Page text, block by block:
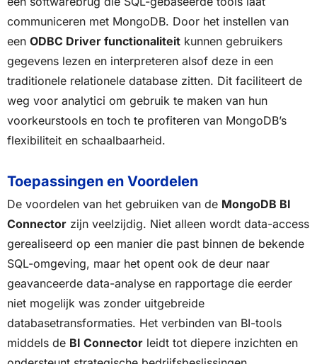
communiceren met MongoDB. Door het instellen van
een ODBC Driver functionaliteit kunnen gebruikers
gegevens lezen en interpreteren alsof deze in een
traditionele relationele database zitten. Dit faciliteert de
weg voor analytici om gebruik te maken van hun
voorkeurstools en toch te profiteren van MongoDB’s
flexibiliteit en schaalbaarheid.
Toepassingen en Voordelen
De voordelen van het gebruiken van de MongoDB BI
Connector zijn veelzijdig. Niet alleen wordt data-access
gerealiseerd op een manier die past binnen de bekende
SQL-omgeving, maar het opent ook de deur naar
geavanceerde data-analyse en rapportage die eerder
niet mogelijk was zonder uitgebreide
databasetransformaties. Het verbinden van BI-tools
middels de BI Connector leidt tot diepere inzichten en